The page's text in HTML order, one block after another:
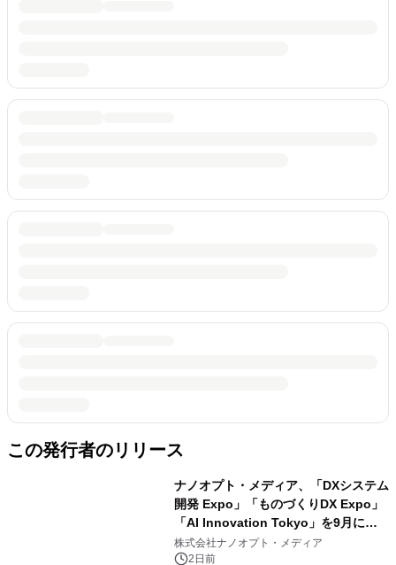
この発行者のリリース
ナノオプト・メディア、「DXシステム
開発 Expo」「ものづくりDX Expo」
「AI Innovation Tokyo」を9月に東
京浜松町にて3展同時開催
株式会社ナノオプト・メディア
2日前